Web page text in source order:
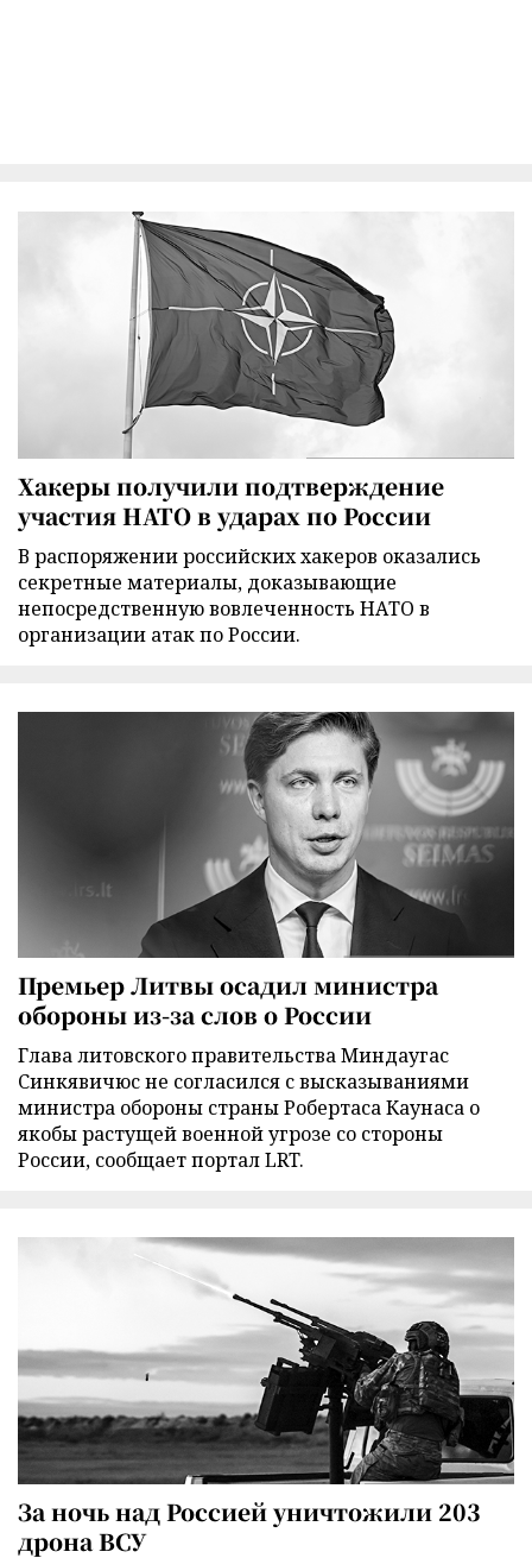
Хакеры получили подтверждение
участия НАТО в ударах по России
В распоряжении российских хакеров оказались
секретные материалы, доказывающие
непосредственную вовлеченность НАТО в
организации атак по России.
Премьер Литвы осадил министра
обороны из-за слов о России
Глава литовского правительства Миндаугас
Синкявичюс не согласился с высказываниями
министра обороны страны Робертаса Каунаса о
якобы растущей военной угрозе со стороны
России, сообщает портал LRT.
За ночь над Россией уничтожили 203
дрона ВСУ